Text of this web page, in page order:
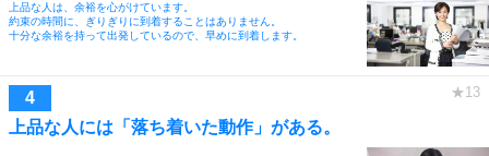
上品な人は、余裕を心がけています。
約束の時間に、ぎりぎりに到着することはありません。
十分な余裕を持って出発しているので、早めに到着します。
上品な人には「落ち着いた動作」がある。